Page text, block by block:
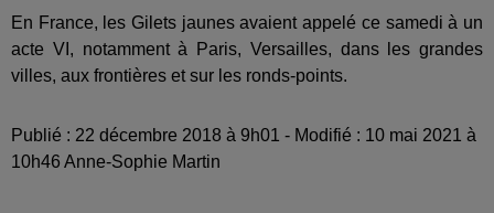
En France, les Gilets jaunes avaient appelé ce samedi à un
acte VI, notamment à Paris, Versailles, dans les grandes
villes, aux frontières et sur les ronds-points.
Publié : 22 décembre 2018 à 9h01 - Modifié : 10 mai 2021 à
10h46 Anne-Sophie Martin